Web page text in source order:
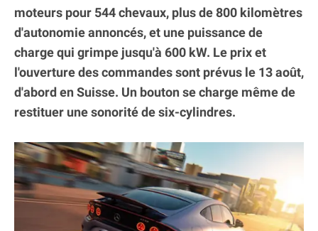
moteurs pour 544 chevaux, plus de 800 kilomètres
d'autonomie annoncés, et une puissance de
charge qui grimpe jusqu'à 600 kW. Le prix et
l'ouverture des commandes sont prévus le 13 août,
d'abord en Suisse. Un bouton se charge même de
restituer une sonorité de six-cylindres.